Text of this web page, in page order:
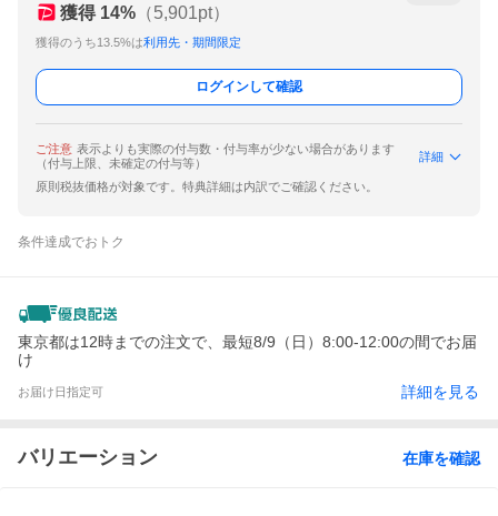
獲得 14% （5,901pt）
獲得のうち13.5%は利用先・期間限定
ログインして確認
ご注意 表示よりも実際の付与数・付与率が少ない場合があります
（付与上限、未確定の付与等）
詳細
原則税抜価格が対象です。特典詳細は内訳でご確認ください。
条件達成でおトク
東京都は12時までの注文で、最短8/9（日）8:00-12:00の間でお届
け
お届け日指定可 詳細を見る
バリエーション 在庫を確認